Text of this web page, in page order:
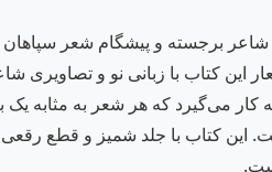
این کتاب با زبانی نو و تصاویری
می‌گیرد که هر شعر به مثابه یک